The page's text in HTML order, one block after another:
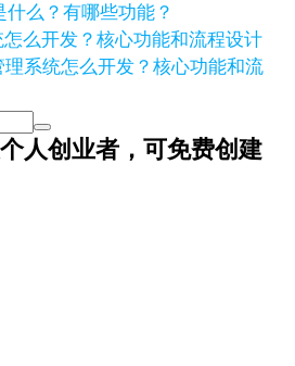
么？有哪些功能？
系统怎么开发？核心功能和流
人创业者，可免费创建